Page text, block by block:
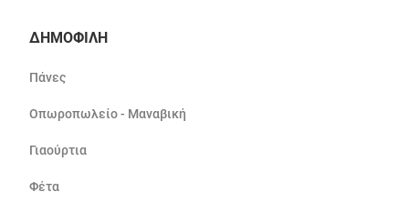
ΔΗΜΟΦΙΛΗ
Πάνες
Οπωροπωλείο - Μαναβική
Γιαούρτια
Φέτα